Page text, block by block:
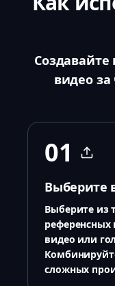
видео
01
Выберите
Выберите из
видео или
сложных